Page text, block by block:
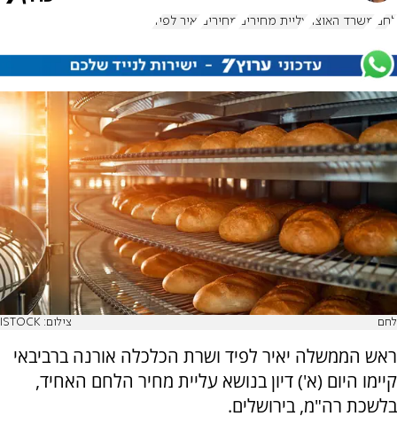
לחם משרד האוצר עליית מחירים מחירים יאיר לפיד
לחם צילום: ISTOCK
ראש הממשלה יאיר לפיד ושרת הכלכלה אורנה ברביבאי
קיימו היום (א') דיון בנושא עליית מחיר הלחם האחיד,
בלשכת רה"מ, בירושלים.